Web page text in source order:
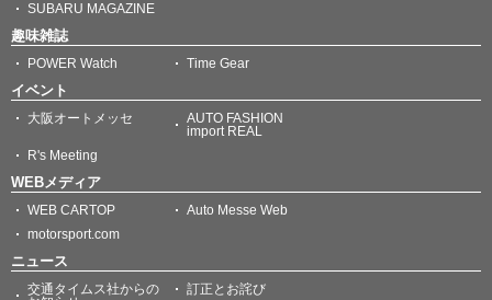
SUBARU MAGAZINE
趣味雑誌
POWER Watch Time Gear
イベント
大阪オートメッセ
AUTO FASHION
import REAL
R's Meeting
WEBメディア
WEB CARTOP
Auto Messe Web
motorsport.com
ニュース
交通タイムス社からの
訂正とお詫び